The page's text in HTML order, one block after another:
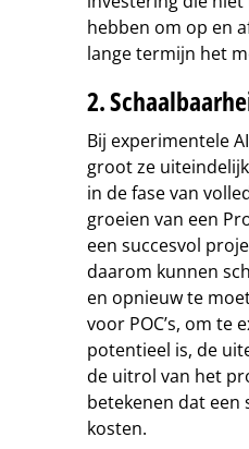
hebben om op en
lange termijn het
2.
Bij experimentele
groot ze
in de fase van
groeien van een
een succesvol
daarom kunnen
en opnieuw te
voor POC’s, om
potentieel is, de
de uitrol van het
betekenen dat
kosten.